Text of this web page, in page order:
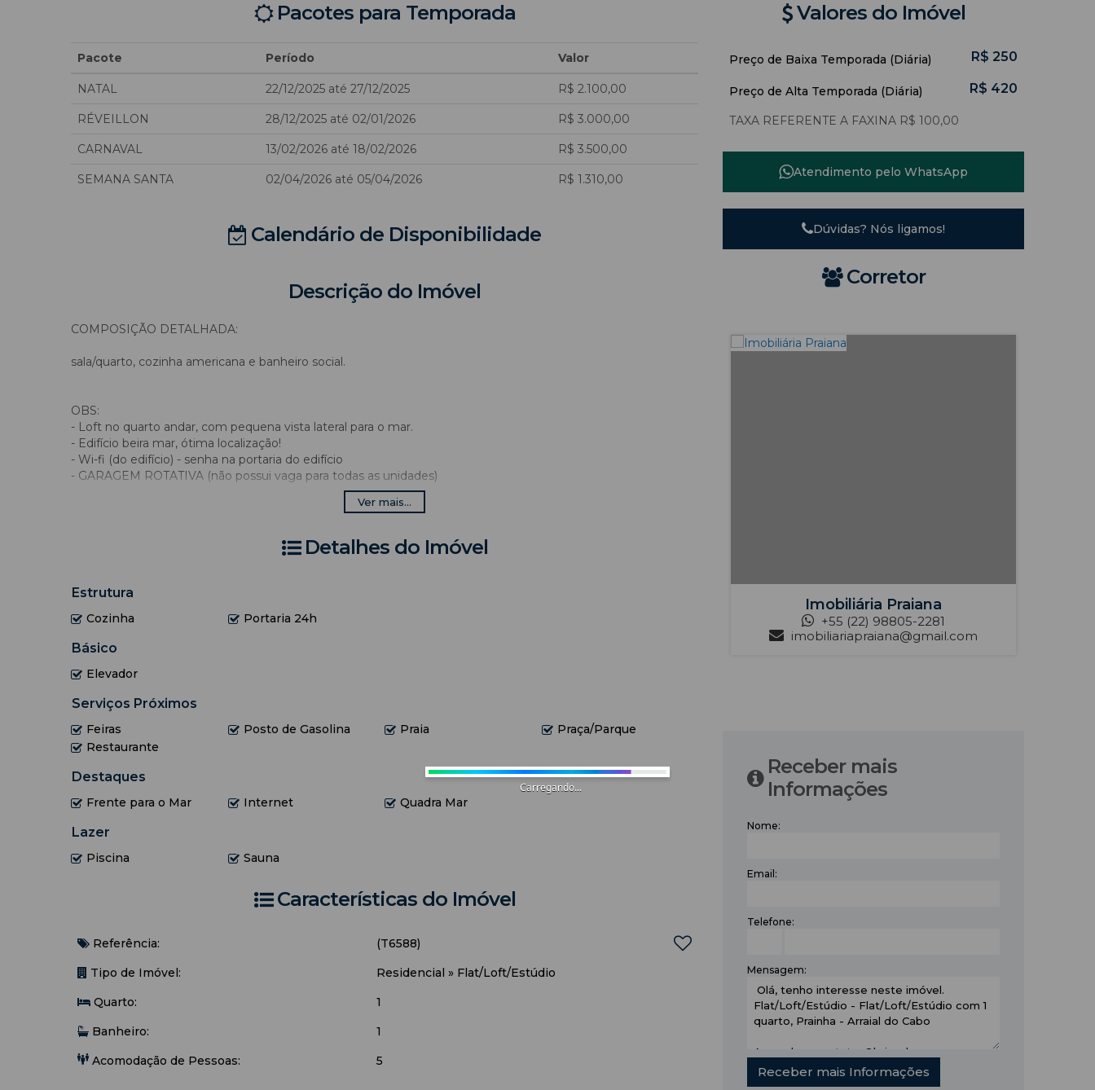
Pacotes para Temporada
Pacote Período Valor
NATAL 22/12/2025 até 27/12/2025 R$ 2.100,00
RÉVEILLON 28/12/2025 até 02/01/2026 R$ 3.000,00
CARNAVAL 13/02/2026 até 18/02/2026 R$ 3.500,00
SEMANA SANTA 02/04/2026 até 05/04/2026 R$ 1.310,00
Calendário de Disponibilidade
Descrição do Imóvel
COMPOSIÇÃO DETALHADA:
sala/quarto, cozinha americana e banheiro social.
OBS:
- Loft no quarto andar, com pequena vista lateral para o mar.
- Edifício beira mar, ótima localização!
- Wi-fi (do edifício) - senha na portaria do edifício
- GARAGEM ROTATIVA (não possui vaga para todas as unidades)
- Edifício com piscina (terça a domingo, de 10h às 18h), sauna (terça a domingo), ducha de praia e lava pés,
- Limite de hóspedes: 05 pessoas (incluindo crianças)
Ver mais...
Detalhes do Imóvel
Estrutura
Cozinha Portaria 24h
Básico
Elevador
Serviços Próximos
Feiras Posto de Gasolina Praia
Praça/Parque
Restaurante
Destaques
Frente para o Mar Internet Quadra Mar
Lazer
Piscina Sauna
Características do Imóvel
Referência:
(T6588)
Tipo de Imóvel:
Residencial » Flat/Loft/Estúdio
Quarto:
1
Banheiro:
1
Acomodação de Pessoas:
5
Valores do Imóvel
R$ 250
Preço de Baixa Temporada (Diária)
R$ 420
Preço de Alta Temporada (Diária)
TAXA REFERENTE A FAXINA R$ 100,00
Atendimento pelo WhatsApp
Dúvidas? Nós ligamos!
Corretor
Imobiliária Praiana
+55 (22) 98805-2281
imobiliariapraiana@gmail.com
Receber mais
Informações
Nome:
Email:
Telefone:
Mensagem:
Carregando...